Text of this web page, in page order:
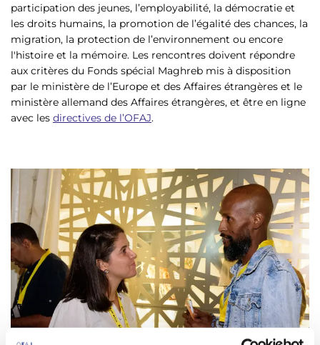
participation des jeunes, l’employabilité, la démocratie et
les droits humains, la promotion de l’égalité des chances, la
migration, la protection de l’environnement ou encore
l'histoire et la mémoire. Les rencontres doivent répondre
aux critères du Fonds spécial Maghreb mis à disposition
par le ministère de l’Europe et des Affaires étrangères et le
ministère allemand des Affaires étrangères, et être en ligne
avec les directives de l’OFAJ.